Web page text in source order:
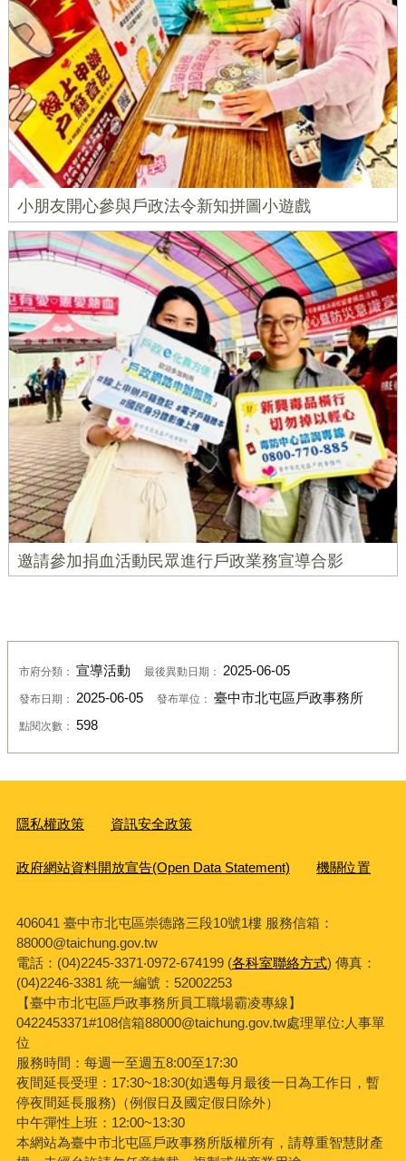
小朋友開心參與戶政法令新知拼圖小遊戲
邀請參加捐血活動民眾進行戶政業務宣導合影
市府分類： 宣導活動 最後異動日期： 2025-06-05
發布日期： 2025-06-05 發布單位： 臺中市北屯區戶政事務所
點閱次數： 598
隱私權政策 資訊安全政策
政府網站資料開放宣告(Open Data Statement) 機關位置
406041 臺中市北屯區崇德路三段10號1樓 服務信箱：
88000@taichung.gov.tw
電話：(04)2245-3371‧0972-674199 (各科室聯絡方式) 傳真：
(04)2246-3381 統一編號：52002253
【臺中市北屯區戶政事務所員工職場霸凌專線】
0422453371#108信箱88000@taichung.gov.tw處理單位:人事單
位
服務時間：每週一至週五8:00至17:30
夜間延長受理： 17:30~18:30(如遇每月最後一日為工作日，暫
停夜間延長服務) （例假日及國定假日除外）
中午彈性上班：12:00~13:30
本網站為臺中市北屯區戶政事務所版權所有，請尊重智慧財產